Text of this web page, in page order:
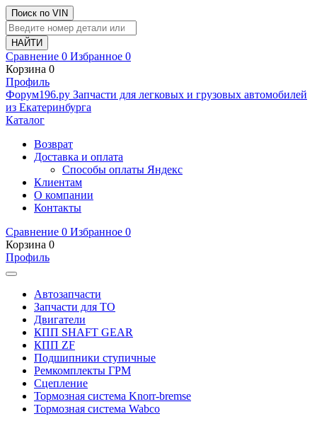
Поиск по VIN
Сравнение 0 Избранное 0
Корзина 0
Профиль
Фoрум196.ру Запчасти для легковых и грузовых автомобилей
из Екатеринбурга
Каталог
Возврат
Доставка и оплата
Способы оплаты Яндекс
Клиентам
О компании
Контакты
Сравнение 0 Избранное 0
Корзина 0
Профиль
Автозапчасти
Запчасти для ТО
Двигатели
КПП SHAFT GEAR
КПП ZF
Подшипники ступичные
Ремкомплекты ГРМ
Сцепление
Тормозная система Knorr-bremse
Тормозная система Wabco